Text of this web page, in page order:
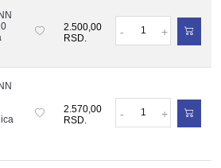
2.500,00
RSD.
- +
2.570,00
RSD.
- +